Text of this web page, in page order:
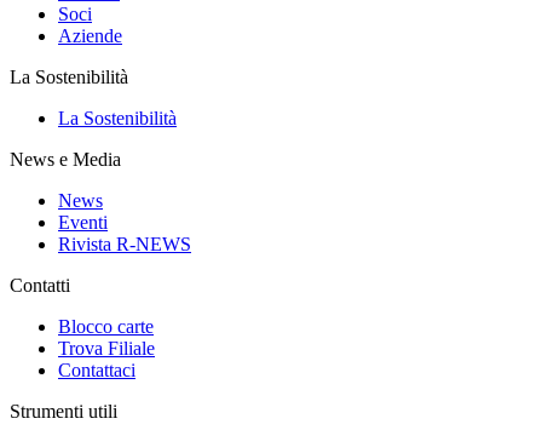
Soci
Aziende
La Sostenibilità
La Sostenibilità
News e Media
News
Eventi
Rivista R-NEWS
Contatti
Blocco carte
Trova Filiale
Contattaci
Strumenti utili